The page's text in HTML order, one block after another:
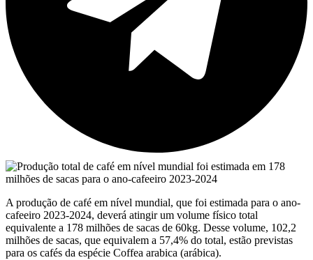
A produção de café em nível mundial, que foi estimada para o ano-
cafeeiro 2023-2024, deverá atingir um volume físico total
equivalente a 178 milhões de sacas de 60kg. Desse volume, 102,2
milhões de sacas, que equivalem a 57,4% do total, estão previstas
para os cafés da espécie Coffea arabica (arábica).